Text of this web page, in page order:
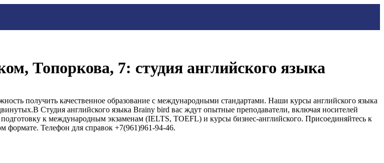
Топоркова, 7: студия английского языка
получить качественное образование с международными стандартами. Наши курсы английского языка
Студия английского языка Brainy bird вас ждут опытные преподаватели, включая носителей
к международным экзаменам (IELTS, TOEFL) и курсы бизнес-английского. Присоединяйтесь к
формате. Телефон для справок +7(961)961-94-46.